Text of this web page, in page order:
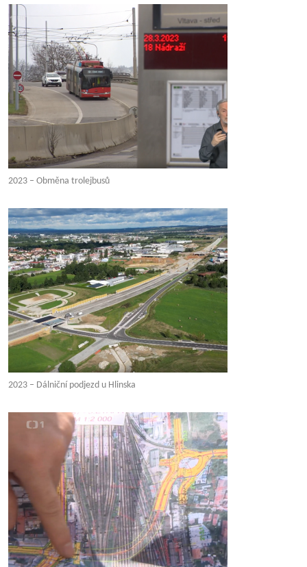
2023 – Obměna trolejbusů
2023 – Dálniční podjezd u Hlinska